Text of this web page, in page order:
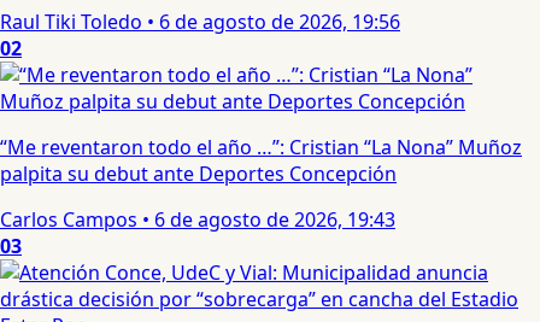
Raul Tiki Toledo • 6 de agosto de 2026, 19:56
02
“Me reventaron todo el año …”: Cristian “La Nona” Muñoz
palpita su debut ante Deportes Concepción
Carlos Campos • 6 de agosto de 2026, 19:43
03